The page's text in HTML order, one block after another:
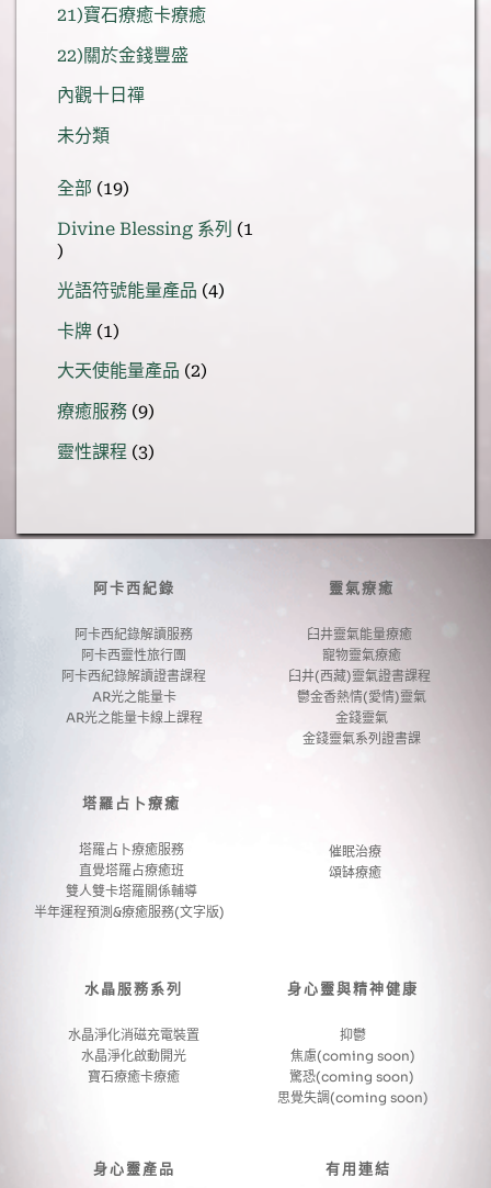
21)寶石療癒卡療癒
22)關於金錢豐盛
內觀十日禪
未分類
全部 1919
產
Divine Blessing 系列
1
1
產
品
光語符號能量產品 44
卡牌 11
產
品
大天使能量產品 22
療癒服務 99
產
靈性課程 33
阿卡西紀錄
阿卡西紀錄解讀服務
阿卡西靈性旅行團
阿卡西紀錄解讀證書課程
AR光之能量卡
AR光之能量卡線上課程
靈氣療癒
臼井靈氣能量療癒
寵物靈氣療癒
臼井(西藏)靈氣證書課程
鬱金香熱情(愛情)靈氣
金錢靈氣
金錢靈氣系列證書課
塔羅占卜療癒
塔羅占卜療癒服務
直覺塔羅占療癒班
雙人雙卡塔羅關係輔導
半年運程預測&療癒服務(文字版)
催眠治療
頌缽療癒
水晶服務系列
水晶淨化消磁充電裝置
水晶淨化啟動開光
寶石療癒卡療癒
身心靈與精神健康
抑鬱
焦慮(coming soon)
驚恐(coming soon)
思覺失調(coming soon)
身心靈產品 有用連結